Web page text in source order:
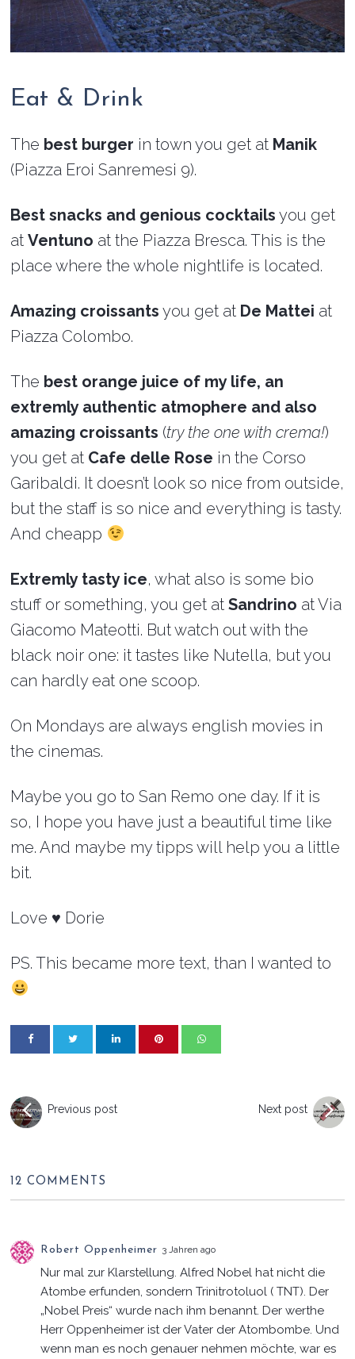
Eat & Drink
The best burger in town you get at Manik
(Piazza Eroi Sanremesi 9).
Best snacks and genious cocktails you get
atVentuno at the Piazza Bresca. This is the
place where the whole nightlife is located.
Amazing croissants you get at De Mattei at
Piazza Colombo.
The best orange juice of my life, an
extremly authentic atmophere and also
amazing croissants (try the one with crema!)
you get at Cafe delle Rose in the Corso
Garibaldi. It doesn’t look so nice from outside,
but the staff is so nice and everything is tasty.
And cheapp
Extremly tasty ice, what also is some bio
stuff or something, you get atSandrino at Via
Giacomo Mateotti. But watch out with the
black noir one: it tastes like Nutella, but you
can hardly eat one scoop.
On Mondays are always english movies in
the cinemas.
Maybe you go to San Remo one day. If it is
so, I hope you have just a beautiful time like
me. And maybe my tipps will help you a little
bit.
Love ♥ Dorie
PS. This became more text, than I wanted to
Previous post Next post
12 COMMENTS
Robert Oppenheimer 3 Jahren ago
Nur mal zur Klarstellung. Alfred Nobel hat nicht die
Atombe erfunden, sondern Trinitrotoluol ( TNT). Der
„Nobel Preis“ wurde nach ihm benannt. Der werthe
Herr Oppenheimer ist der Vater der Atombombe. Und
wenn man es noch genauer nehmen möchte, war es